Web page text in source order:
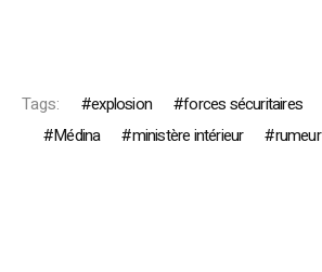
Tags: explosion forces sécuritaires
Médina
ministère intérieur rumeur